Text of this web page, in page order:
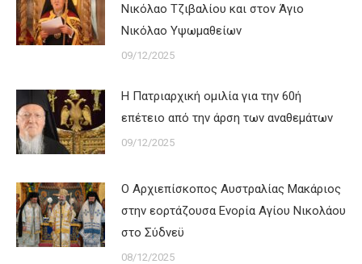
Νικόλαο Τζιβαλίου και στον Άγιο
Νικόλαο Υψωμαθείων
09/12/2025
Η Πατριαρχική ομιλία για την 60ή
επέτειο από την άρση των αναθεμάτων
09/12/2025
Ο Αρχιεπίσκοπος Αυστραλίας Μακάριος
στην εορτάζουσα Ενορία Αγίου Νικολάου
στο Σύδνεϋ
08/12/2025